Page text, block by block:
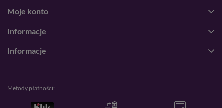
Moje konto
Informacje
Informacje
Metody płatności: